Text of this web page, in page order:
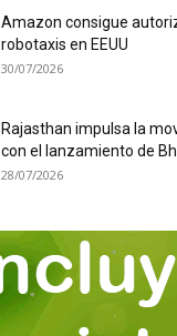
Amazon consigue
robotaxis en EEUU
30/07/2026
Rajasthan impulsa la
con el lanzamiento de
28/07/2026